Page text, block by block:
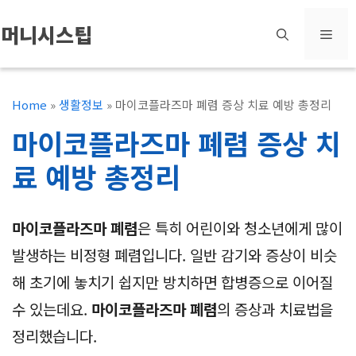
텐
츠
머니시스팁 메
Home »생활정보 » 마이코플라즈마 폐렴 증상 치료 예방 총정리
마이코플라즈마 폐렴 증상 치
료 예방 총정리
마이코플라즈마 폐렴은 특히 어린이와 청소년에게 많이
발생하는 비정형 폐렴입니다. 일반 감기와 증상이 비슷
해 초기에 놓치기 쉽지만 방치하면 합병증으로 이어질
수 있는데요. 마이코플라즈마 폐렴의 증상과 치료법을
정리했습니다.